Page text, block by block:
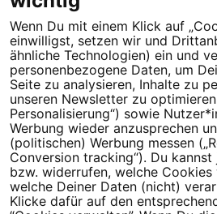
Tipps für deine Petition
Darum WeAct
Erfolgreiche Petitionen
Nutzungsbedingungen
Datenschutz
Impressum
Wenn Du mit einem Klick auf
einwilligst, setzen wir und
ähnliche Technologien) ein und
personenbezogene Daten, um
Seite zu analysieren, Inhalte zu
unseren Newsletter zu
Personalisierung“) sowie
Werbung wieder anzusprechen
(politischen) Werbung messen
Conversion tracking“). Du
bzw. widerrufen, welche Cookies
welche Deiner Daten (nicht)
Klicke dafür auf den